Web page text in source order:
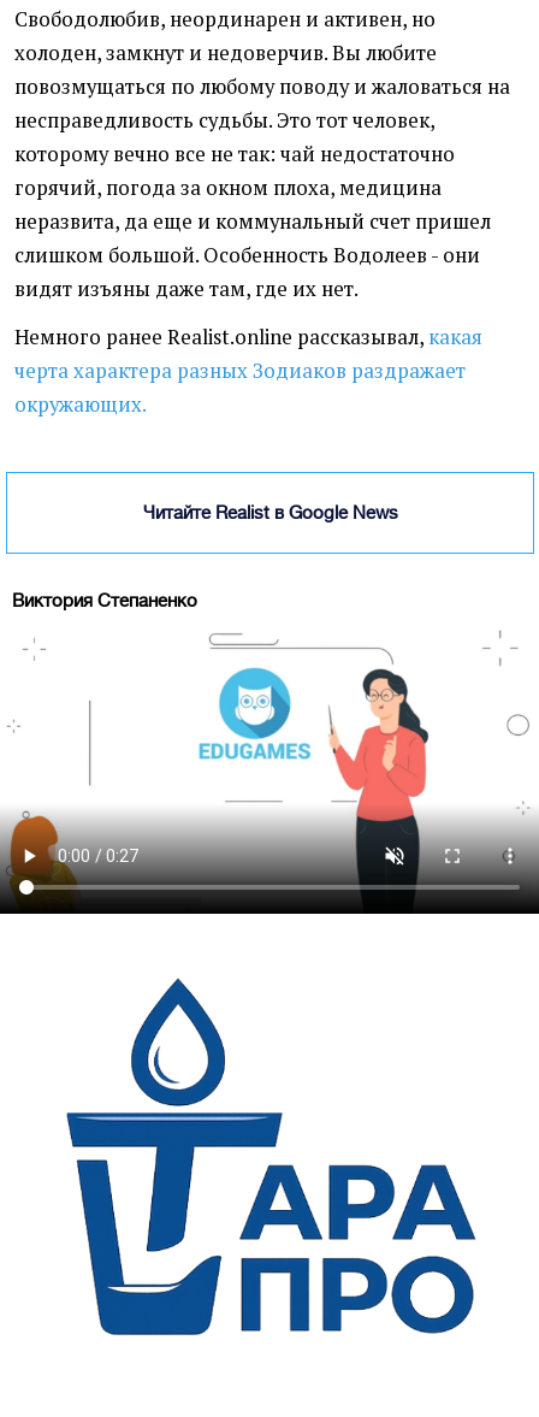
Свободолюбив, неординарен и активен, но
холоден, замкнут и недоверчив. Вы любите
повозмущаться по любому поводу и жаловаться на
несправедливость судьбы. Это тот человек,
которому вечно все не так: чай недостаточно
горячий, погода за окном плоха, медицина
неразвита, да еще и коммунальный счет пришел
слишком большой. Особенность Водолеев - они
видят изъяны даже там, где их нет.
Немного ранее Realist.online рассказывал, какая
черта характера разных Зодиаков раздражает
окружающих.
Читайте Realist в Google News
Виктория Степаненко